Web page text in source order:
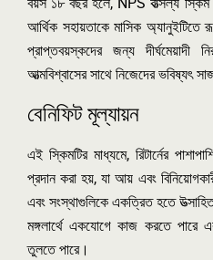
আর্থিক সহায়তাকে মাসিক অ্যানুইটিতে
প্রাপ্তবয়স্কদের জন্য দীর্ঘমেয়াদী
আত্মবিশ্বাসের সাথে নিজেদের ভবিষ্যৎ
বেনিফিট মূল্যায়ন
এই স্কিমটির মাধ্যমে, রিটার্নের
প্রদান করা হয়, যা আয় এবং
এবং সংস্থাগুলিকে একত্রিত হতে
মঙ্গলার্থে একযোগে কাজ করতে পারে
তুলতে পারে।